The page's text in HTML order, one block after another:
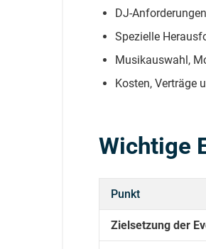
DJ-
Spezielle
Musikauswahl,
Kosten, Verträge
Wichtige
Punkt
Zielsetzung der